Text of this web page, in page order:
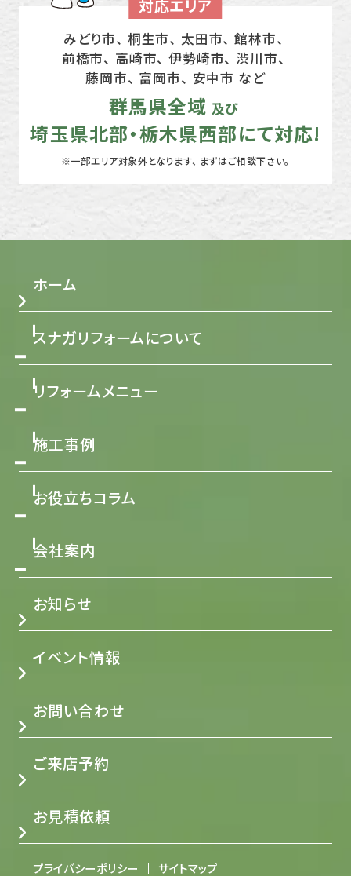
対応エリア
みどり市、 桐生市、 太田市、 館林市、
前橋市、 高崎市、伊勢崎市、 渋川市、
藤岡市、 富岡市、 安中市 など
群馬県全域 及び
埼玉県北部・栃木県西部にて対応!
※一部エリア対象外となります、 まずはご相談下さい。
ホーム
スナガリフォームについて
リフォームメニュー
施工事例
お役立ちコラム
会社案内
お知らせ
イベント情報
お問い合わせ
ご来店予約
お見積依頼
プライバシーポリシー サイトマップ